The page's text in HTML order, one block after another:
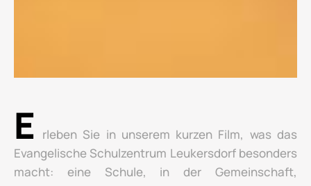
E
rleben Sie in unserem kurzen Film, was das
Evangelische Schulzentrum Leukersdorf besonders
macht: eine Schule, in der Gemeinschaft,